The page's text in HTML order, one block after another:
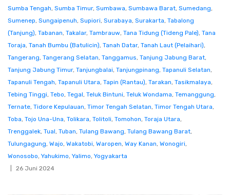
Sumba Tengah, Sumba Timur, Sumbawa, Sumbawa Barat, Sumedang,
Sumenep, Sungaipenuh, Supiori, Surabaya, Surakarta, Tabalong
(Tanjung), Tabanan, Takalar, Tambrauw, Tana Tidung (Tideng Pale), Tana
Toraja, Tanah Bumbu (Batulicin), Tanah Datar, Tanah Laut (Pelaihari),
Tangerang, Tangerang Selatan, Tanggamus, Tanjung Jabung Barat,
Tanjung Jabung Timur, Tanjungbalai, Tanjungpinang, Tapanuli Selatan,
Tapanuli Tengah, Tapanuli Utara, Tapin (Rantau), Tarakan, Tasikmalaya,
Tebing Tinggi, Tebo, Tegal, Teluk Bintuni, Teluk Wondama, Temanggung,
Ternate, Tidore Kepulauan, Timor Tengah Selatan, Timor Tengah Utara,
Toba, Tojo Una-Una, Tolikara, Tolitoli, Tomohon, Toraja Utara,
Trenggalek, Tual, Tuban, Tulang Bawang, Tulang Bawang Barat,
Tulungagung, Wajo, Wakatobi, Waropen, Way Kanan, Wonogiri,
Wonosobo, Yahukimo, Yalimo, Yogyakarta
26 Juni 2024